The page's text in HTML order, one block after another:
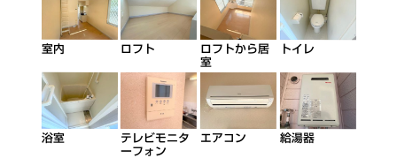
室内 ロフト ロフトから居
室
トイレ
浴室 テレビモニタ
ーフォン
エアコン 給湯器